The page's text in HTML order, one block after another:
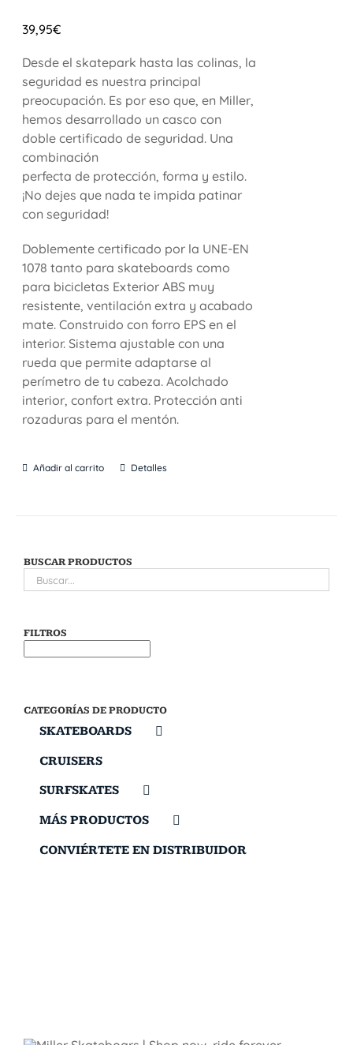
39,95€
Desde el skatepark hasta las colinas, la
seguridad es nuestra principal
preocupación. Es por eso que, en Miller,
hemos desarrollado un casco con
doble certificado de seguridad. Una
combinación
perfecta de protección, forma y estilo.
¡No dejes que nada te impida patinar
con seguridad!
Doblemente certificado por la UNE-EN
1078 tanto para skateboards como
para bicicletas Exterior ABS muy
resistente, ventilación extra y acabado
mate. Construido con forro EPS en el
interior. Sistema ajustable con una
rueda que permite adaptarse al
perímetro de tu cabeza. Acolchado
interior, confort extra. Protección anti
rozaduras para el mentón.
Añadir al carrito Detalles
BUSCAR PRODUCTOS
FILTROS
CATEGORÍAS DE PRODUCTO
SKATEBOARDS
CRUISERS
SURFSKATES
MÁS PRODUCTOS
CONVIÉRTETE EN DISTRIBUIDOR